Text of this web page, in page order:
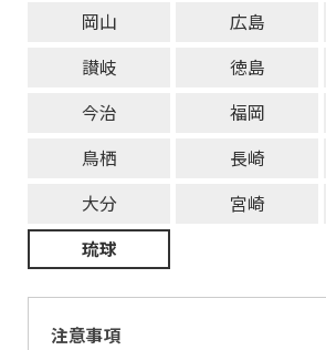
岡山
広島
讃岐
徳島
今治
福岡
鳥栖
長崎
大分
宮崎
琉球
注意事項